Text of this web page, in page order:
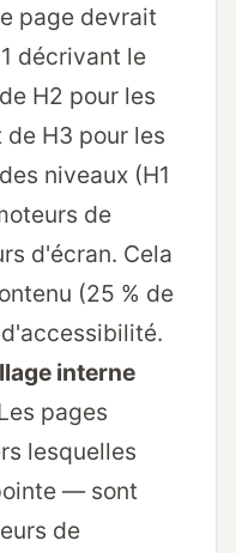
page devrait
décrivant le
H2 pour les
H3 pour les
niveaux (H1
de
d'écran. Cela
(25 % de
interne
pages
lesquelles
— sont
de